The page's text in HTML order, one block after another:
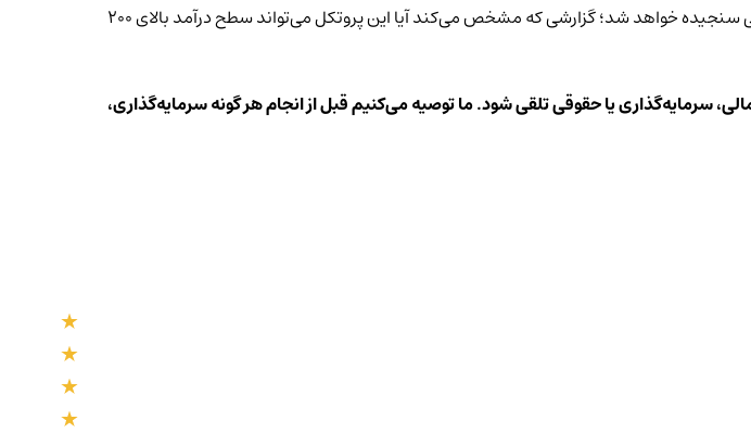
تراز بعدی این شبکه با انتشار رسمی گزارش‌های کارمزدی سه‌ماهه سوم 2026 به‌صورت قابل‌راستی‌آزمایی سنجیده خواهد شد؛ گزارشی که مشخص می‌کند آیا این پروتکل می‌تواند سطح درآمد بالای 200
سرمایه‌گذاری یا حقوقی تلقی شود. ما توصیه می‌کنیم قبل از انجام هر گونه سرمایه‌گذاری،